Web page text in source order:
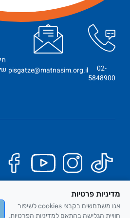
02-
5848900
pisgatze@matnasim.org.il
כל הזכויות
אתריקס בניית
מדיניות פרטיות
אנו משתמשים בקבצי cookies לשיפור
חוויית הגלישה בהתאם למדיניות הפרטיות.